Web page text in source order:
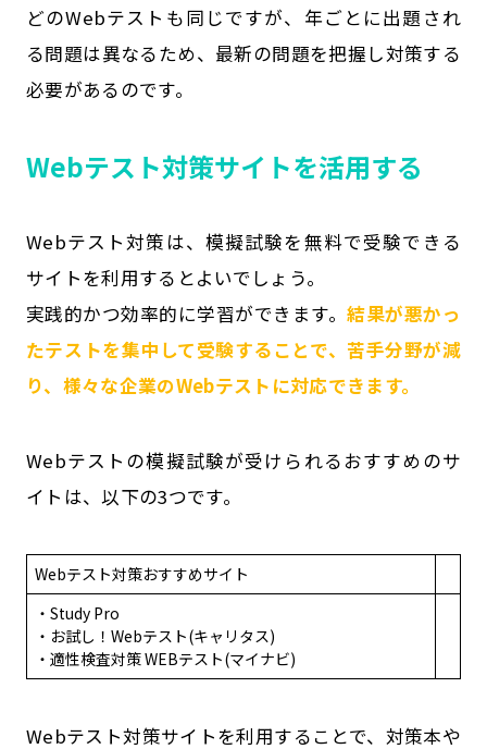
どのWebテストも同じですが、年ごとに出題され
る問題は異なるため、最新の問題を把握し対策する
必要があるのです。
Webテスト対策サイトを活用する
Webテスト対策は、模擬試験を無料で受験できる
サイトを利用するとよいでしょう。
実践的かつ効率的に学習ができます。結果が悪かっ
たテストを集中して受験することで、苦手分野が減
り、様々な企業のWebテストに対応できます。
Webテストの模擬試験が受けられるおすすめのサ
イトは、以下の3つです。
Webテスト対策おすすめサイト
・ Study Pro
・ お試し！Webテスト(キャリタス)
・ 適性検査対策 WEBテスト(マイナビ)
Webテスト対策サイトを利用することで、対策本や